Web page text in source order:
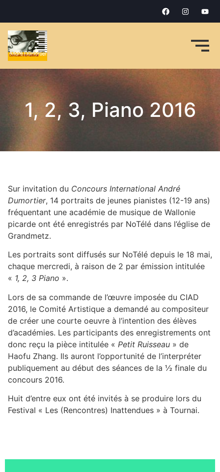
1, 2, 3, Piano 2016
Sur invitation du Concours International André
Dumortier, 14 portraits de jeunes pianistes (12-19 ans)
fréquentant une académie de musique de Wallonie
picarde ont été enregistrés par NoTélé dans l’église de
Grandmetz.
Les portraits sont diffusés sur NoTélé depuis le 18 mai,
chaque mercredi, à raison de 2 par émission intitulée
« 1, 2, 3 Piano ».
Lors de sa commande de l’œuvre imposée du CIAD
2016, le Comité Artistique a demandé au compositeur
de créer une courte oeuvre à l’intention des élèves
d’académies. Les participants des enregistrements ont
donc reçu la pièce intitulée « Petit Ruisseau » de
Haofu Zhang. Ils auront l’opportunité de l’interpréter
publiquement au début des séances de la ½ finale du
concours 2016.
Huit d’entre eux ont été invités à se produire lors du
Festival « Les (Rencontres) Inattendues » à Tournai.